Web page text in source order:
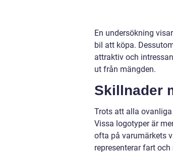
En undersökning
bil att köpa.
attraktiv och
ut från mängden.
Skillnader
Trots att alla
Vissa logotyper är
ofta på varumärkets
representerar fart